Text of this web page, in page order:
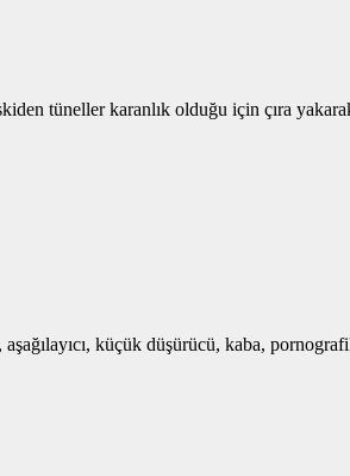
tüneller karanlık olduğu için çıra
küçük düşürücü, kaba,